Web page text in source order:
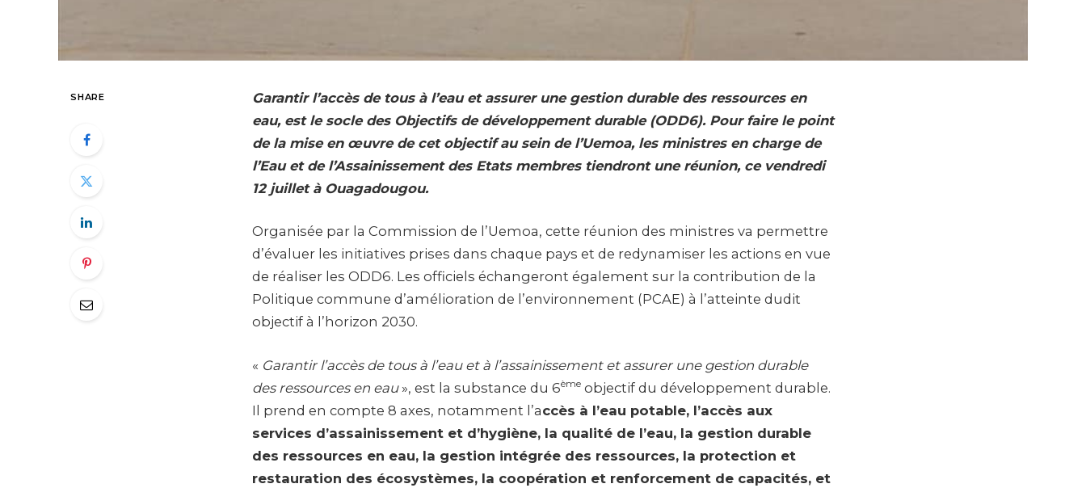
SHARE
Garantir l’accès de tous à l’eau et assurer une gestion durable des ressources en
eau, est le socle des Objectifs de développement durable (ODD6). Pour faire le point
de la mise en œuvre de cet objectif au sein de l’Uemoa, les ministres en charge de
l’Eau et de l’Assainissement des Etats membres tiendront une réunion, ce vendredi
12 juillet à Ouagadougou.
Organisée par la Commission de l’Uemoa, cette réunion des ministres va permettre
d’évaluer les initiatives prises dans chaque pays et de redynamiser les actions en vue
de réaliser les ODD6. Les officiels échangeront également sur la contribution de la
Politique commune d’amélioration de l’environnement (PCAE) à l’atteinte dudit
objectif à l’horizon 2030.
« Garantir l’accès de tous à l’eau et à l’assainissement et assurer une gestion durable
des ressources en eau», est la substance du 6ème objectif du développement durable.
Il prend en compte 8 axes, notamment l’accès à l’eau potable, l’accès aux
services d’assainissement et d’hygiène, la qualité de l’eau, la gestion durable
des ressources en eau, la gestion intégrée des ressources, la protection et
restauration des écosystèmes, la coopération et renforcement de capacités, et